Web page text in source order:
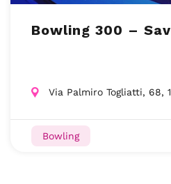
Bowling 300 –
Via Palmiro Togliatti, 68,
Bowling